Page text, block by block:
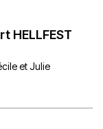
HELLFEST
et Julie